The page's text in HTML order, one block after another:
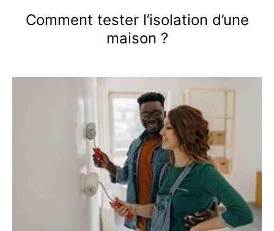
Comment tester l’isolation d’une
maison ?